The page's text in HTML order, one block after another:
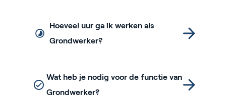
Hoeveel uur ga ik werken als
Grondwerker?
Wat heb je nodig voor de functie van
Grondwerker?